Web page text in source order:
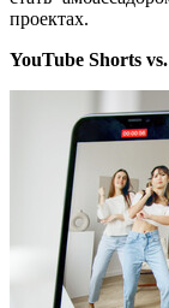
проектах.
YouTube Shorts